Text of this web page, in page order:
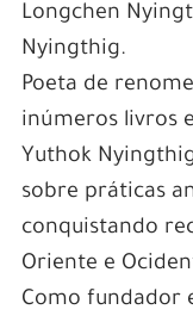
Longchen
Nyingthig.
Poeta de
inúmeros livros
Yuthok
sobre práticas
conquistando
Oriente e
Como fundador